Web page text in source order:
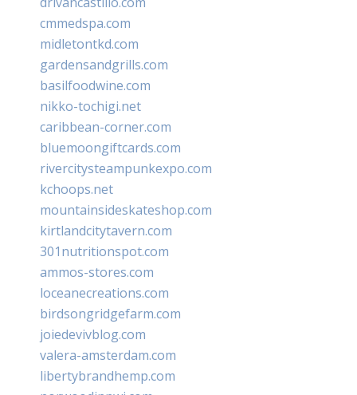
cmmedspa.com
midletontkd.com
gardensandgrills.com
basilfoodwine.com
nikko-tochigi.net
caribbean-corner.com
bluemoongiftcards.com
rivercitysteampunkexpo.com
kchoops.net
mountainsideskateshop.com
kirtlandcitytavern.com
301nutritionspot.com
ammos-stores.com
loceanecreations.com
birdsongridgefarm.com
joiedevivblog.com
valera-amsterdam.com
libertybrandhemp.com